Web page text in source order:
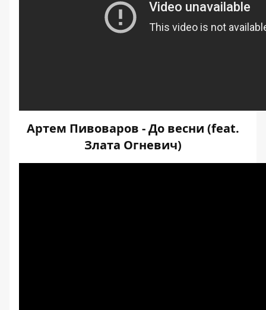
Артем Пивоваров - До весни (feat.
Злата Огневич)